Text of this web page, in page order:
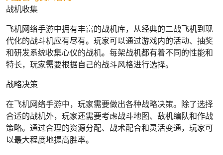
战机收集
飞机网络手游中拥有丰富的战机库，从经典的二战飞机到现
代化的战斗机应有尽有。玩家可以通过游戏内的活动、抽奖
和研发系统收集心仪的战机。每架战机都有着不同的性能和
特长，玩家需要根据自己的战斗风格进行选择。
战略决策
在飞机网络手游中，玩家需要做出各种战略决策。除了选择
合适的战机外，玩家还需要考虑战斗地图、敌机编队和作战
策略。通过合理的资源分配、战术配合和灵活变通，玩家可
以最大程度地提高胜率。